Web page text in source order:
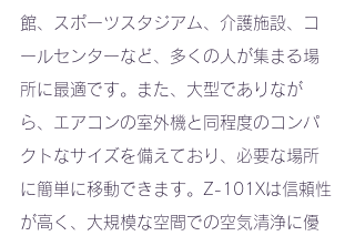
館、スポーツスタジアム、介護施設、コ
ールセンターなど、多くの人が集まる場
所に最適です。また、大型でありなが
ら、エアコンの室外機と同程度のコンパ
クトなサイズを備えており、必要な場所
に簡単に移動できます。Z-101Xは信頼性
が高く、大規模な空間での空気清浄に優